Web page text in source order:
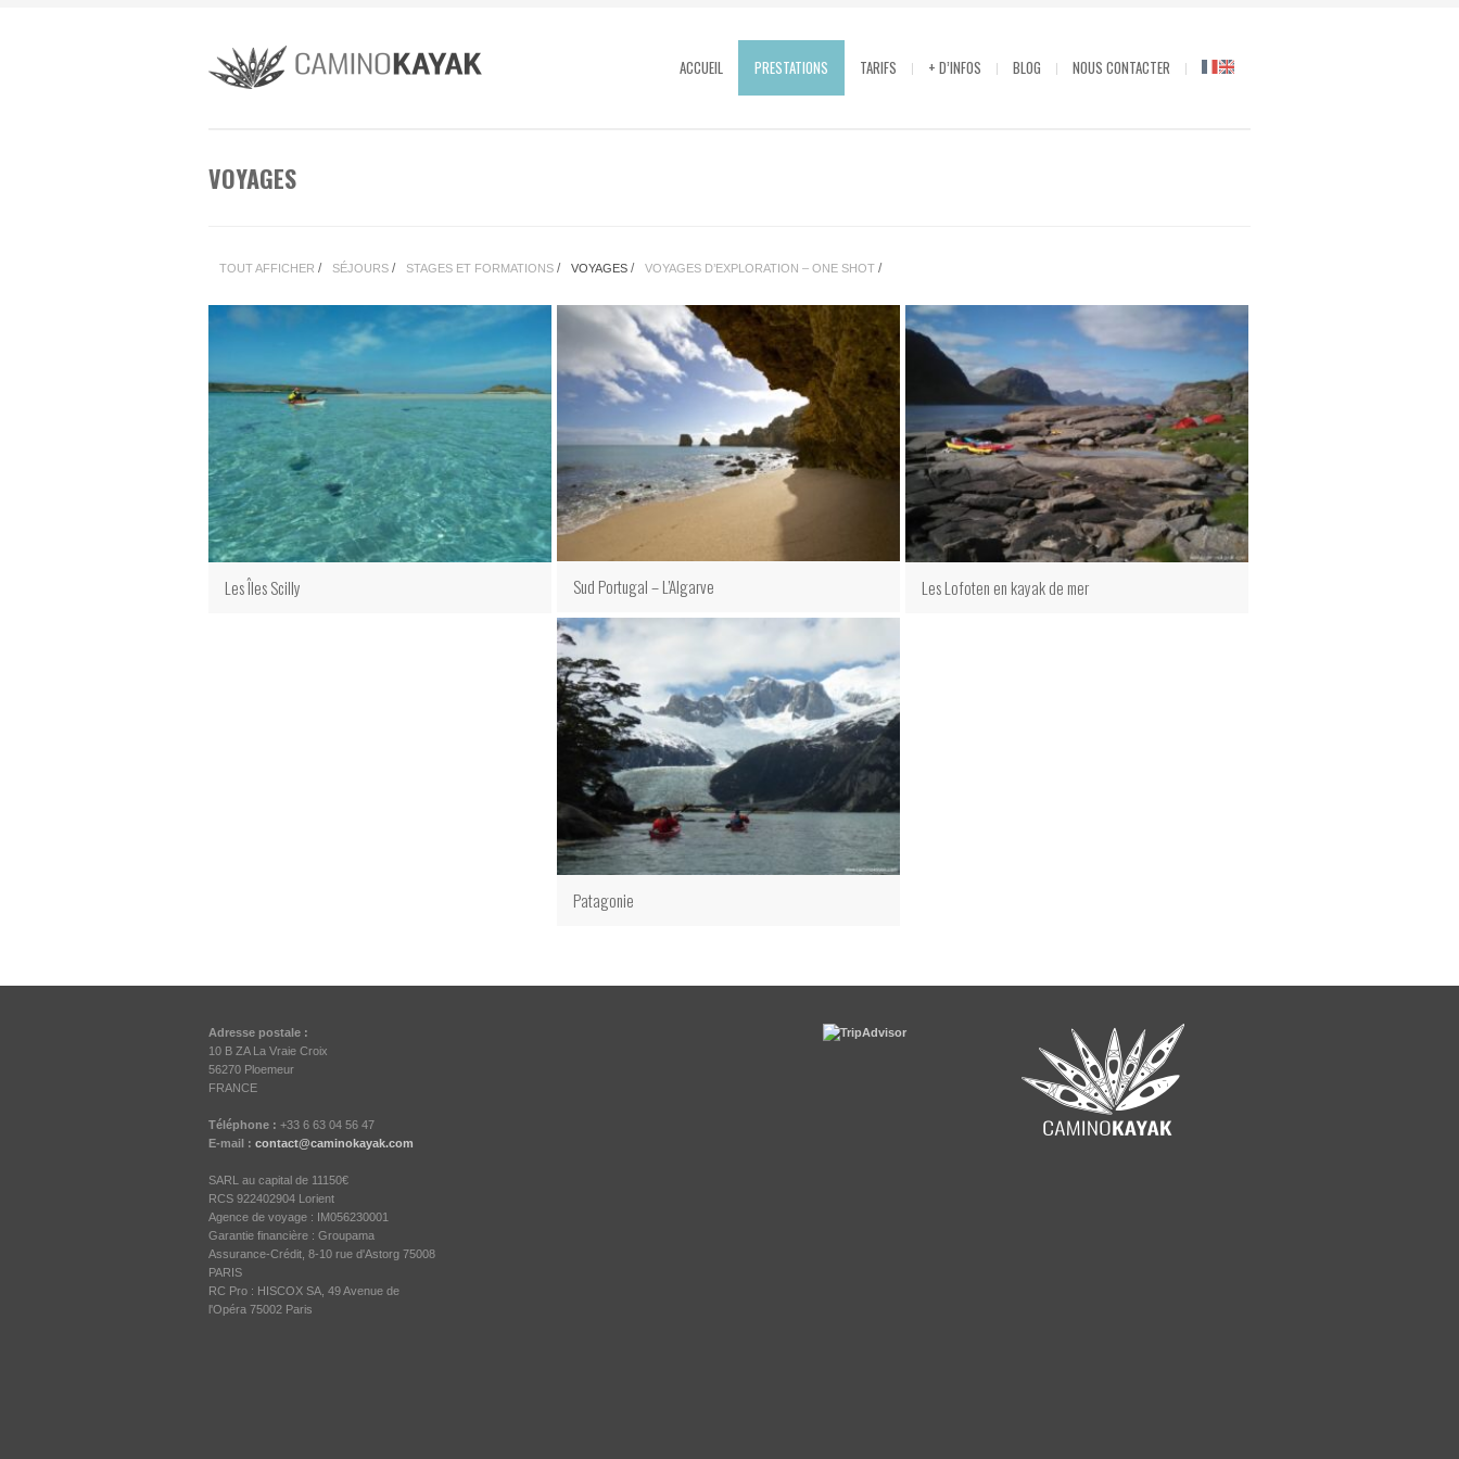
ACCUEIL PRESTATIONS TARIFS + D’INFOS BLOG NOUS CONTACTER
VOYAGES
TOUT AFFICHER / SÉJOURS / STAGES ET FORMATIONS / VOYAGES / VOYAGES D’EXPLORATION – ONE SHOT /
Les Îles Scilly Sud Portugal – L’Algarve Les Lofoten en kayak de mer
Patagonie
Adresse postale :
10 B ZA La Vraie Croix
56270 Ploemeur
FRANCE
Téléphone : +33 6 63 04 56 47
E-mail : contact@caminokayak.com
SARL au capital de 11150€
RCS 922402904 Lorient
Agence de voyage : IM056230001
Garantie financière : Groupama
Assurance-Crédit, 8-10 rue d'Astorg 75008
PARIS
RC Pro : HISCOX SA, 49 Avenue de
l'Opéra 75002 Paris